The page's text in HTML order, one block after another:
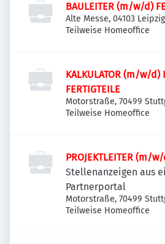
BAULEITER (m/w/d)
Alte Messe, 04103
Teilweise Homeoffice
KALKULATOR (m/w/d)
FERTIGTEILE
Motorstraße, 70499
Teilweise Homeoffice
PROJEKTLEITER (m/
Stellenanzeigen aus
Partnerportal
Motorstraße, 70499
Teilweise Homeoffice